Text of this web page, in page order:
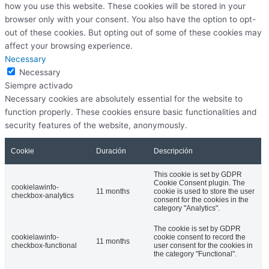
how you use this website. These cookies will be stored in your
browser only with your consent. You also have the option to opt-
out of these cookies. But opting out of some of these cookies may
affect your browsing experience.
Necessary
Necessary
Siempre activado
Necessary cookies are absolutely essential for the website to
function properly. These cookies ensure basic functionalities and
security features of the website, anonymously.
Cookie Duración Descripción
cookielawinfo-
checkbox-analytics
11 months
This cookie is set by GDPR
Cookie Consent plugin. The
cookie is used to store the user
consent for the cookies in the
category "Analytics".
cookielawinfo-
checkbox-functional
11 months
The cookie is set by GDPR
cookie consent to record the
user consent for the cookies in
the category "Functional".